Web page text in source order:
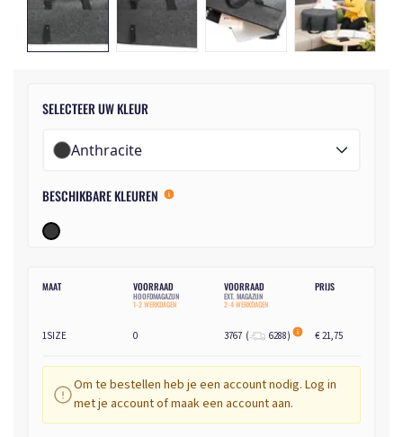
SELECTEER UW KLEUR
Anthracite
BESCHIKBARE KLEUREN
MAAT VOORRAAD
HOOFDMAGAZIJN
1-2 WERKDAGEN
VOORRAAD
EXT. MAGAZIJN
2-4 WERKDAGEN
PRIJS
1SIZE 0 3767 ( 6288) € 21,75
Om te bestellen heb je een account nodig. Log in
met je account of maak een account aan.